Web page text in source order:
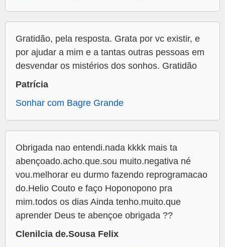
Gratidão, pela resposta. Grata por vc existir, e
por ajudar a mim e a tantas outras pessoas em
desvendar os mistérios dos sonhos. Gratidão
Patrícia
Sonhar com Bagre Grande
Obrigada nao entendi.nada kkkk mais ta
abençoado.acho.que.sou muito.negativa né
vou.melhorar eu durmo fazendo reprogramacao
do.Helio Couto e faço Hoponopono pra
mim.todos os dias Ainda tenho.muito.que
aprender Deus te abençoe obrigada ??
Clenilcia de.Sousa Felix